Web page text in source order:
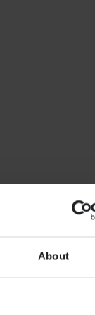
About